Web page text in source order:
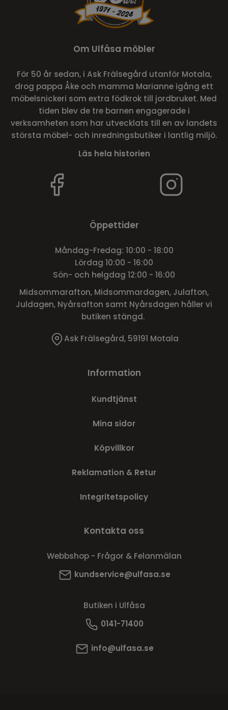
Om Ulfåsa möbler
För 50 år sedan, i Ask Frälsegård utanför Motala,
drog pappa Åke och mamma Marianne igång ett
möbelsnickeri som extra födkrok till jordbruket. Med
tiden blev de tre barnen engagerade i
verksamheten som har utvecklats till en av landets
största möbel- och inredningsbutiker i lantlig miljö.
Läs hela historien
Öppettider
Måndag-Fredag: 10:00 - 18:00
Lördag 10:00 - 16:00
Sön- och helgdag 12:00 - 16:00
Midsommarafton, Midsommardagen, Julafton,
Juldagen, Nyårsafton samt Nyårsdagen håller vi
butiken stängd.
Ask Frälsegård, 59191 Motala
Information
Kundtjänst
Mina sidor
Köpvillkor
Reklamation & Retur
Integritetspolicy
Kontakta oss
Webbshop - Frågor & Felanmälan
kundservice@ulfasa.se
Butiken i Ulfåsa
0141-71400
info@ulfasa.se